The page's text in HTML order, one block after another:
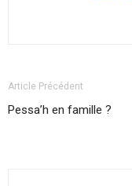
Article Précédent
Pessa’h en famille ?